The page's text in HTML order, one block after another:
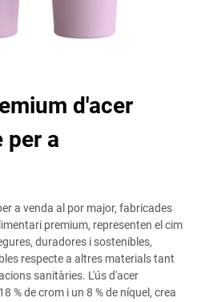
d'acer
per a
a venda al por major, fabricades
premium, representen el cim
duradores i sostenibles,
respecte a altres materials tant
sanitàries. L'ús d'acer
% de crom i un 8 % de níquel, crea